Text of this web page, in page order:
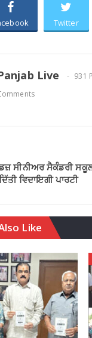
Twitter
Live 931
ਸੀਨੀਅਰ ਸੈਕੰਡਰੀ
ਵਿਦਾਇਗੀ ਪਾਰਟੀ
Like